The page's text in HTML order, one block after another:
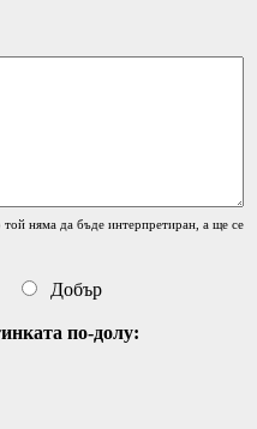
няма да бъде интерпретиран, а ще се
Добър
по-долу: